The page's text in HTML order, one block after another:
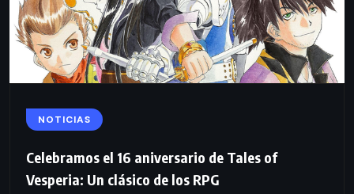
NOTICIAS
Celebramos el 16 aniversario de Tales of
Vesperia: Un clásico de los RPG